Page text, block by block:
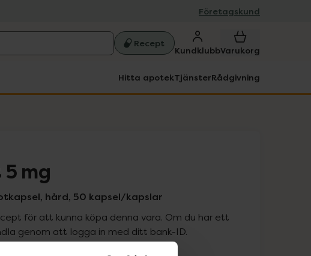
Företagskund
Recept
KundklubbVarukorg
Hitta apotekTjänsterRådgivning
mg
hård, 50 kapsel/kapslar
för att kunna köpa denna vara. Om du har ett
genom att logga in med ditt bank-ID.